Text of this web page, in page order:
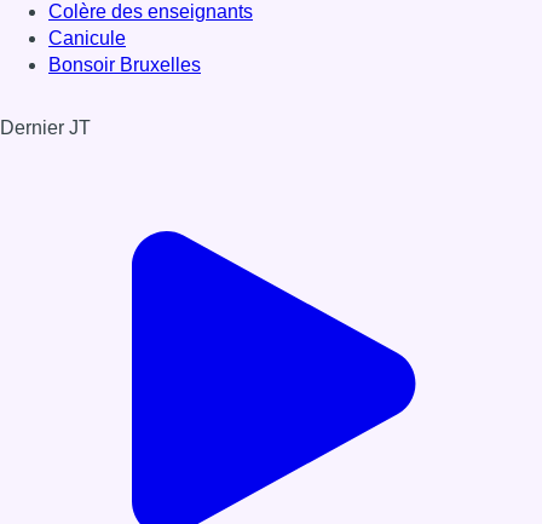
Colère des enseignants
Canicule
Bonsoir Bruxelles
Dernier JT